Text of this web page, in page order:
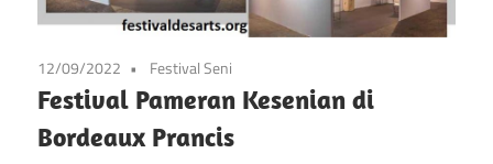
lainnya
12/09/2022 Festival Seni
Festival Pameran Kesenian di
Bordeaux Prancis